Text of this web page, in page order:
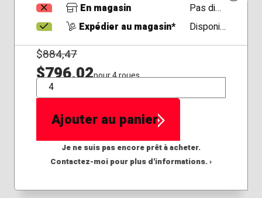
En magasin
Pas disponible
Expédier au magasin*
Disponible
$884,47
$796,02pour 4 roues
QTÉ
Ajouter au panier
Je ne suis pas encore prêt à acheter.
Contactez-moi pour plus d'informations. ›